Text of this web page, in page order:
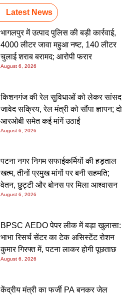
Latest News
भागलपुर में उत्पाद पुलिस की बड़ी कार्रवाई,
4000 लीटर जावा महुआ नष्ट, 140 लीटर
चुलाई शराब बरामद; आरोपी फरार
August 6, 2026
किशनगंज की रेल सुविधाओं को लेकर सांसद
जावेद सक्रिय, रेल मंत्री को सौंपा ज्ञापन; दो
आरओबी समेत कई मांगें उठाईं
August 6, 2026
पटना नगर निगम सफाईकर्मियों की हड़ताल
खत्म, तीनों प्रमुख मांगों पर बनी सहमति;
वेतन, छुट्टी और बोनस पर मिला आश्वासन
August 6, 2026
BPSC AEDO पेपर लीक में बड़ा खुलासा:
भाभा रिसर्च सेंटर का टेक असिस्टेंट रोशन
कुमार गिरफ्त में, पटना लाकर होगी पूछताछ
August 6, 2026
केंद्रीय मंत्री का फर्जी PA बनकर जेल